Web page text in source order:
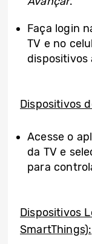
Faça login
TV e no
Dispositivos
Acesse o
da TV e
para
Dispositivos
SmartThings):